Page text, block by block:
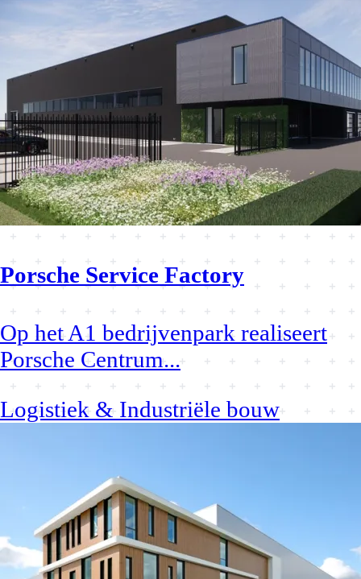
Porsche Service Factory
Op het A1 bedrijvenpark realiseert
Porsche Centrum...
Logistiek & Industriële bouw